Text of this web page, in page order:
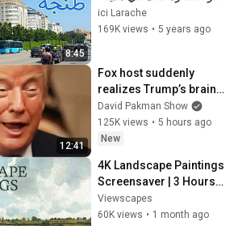
8:45
ici Larache
169K views • 5 years ago
12:41
Fox host suddenly
realizes Trump’s brain
DOESN’T WORK
David Pakman Show
125K views • 5 hours ago
New
4K Landscape Paintings
Screensaver | 3 Hours
Fine Art Slideshow | No
Ads, No Sound & No Ai
Viewscapes
60K views • 1 month ago